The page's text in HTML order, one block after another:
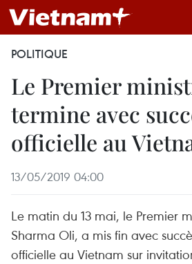
POLITIQUE
Le Premier
termine avec
officielle au
13/05/2019 04:00
Le matin du 13 mai, le Premier
Sharma Oli, a mis fin avec
officielle au Vietnam sur